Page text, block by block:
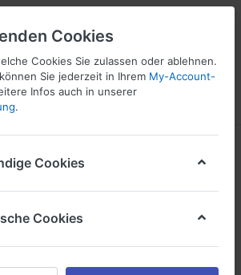
16
Cookies
Cookies Sie zulassen oder ablehnen.
Sie jederzeit in Ihrem My-Account-
Infos auch in unserer
.
Cookies
Cookies